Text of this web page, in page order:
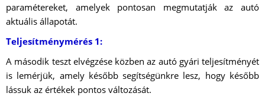
paramétereket, amelyek pontosan megmutatják az autó
aktuális állapotát.
Teljesítménymérés 1:
A második teszt elvégzése közben az autó gyári teljesítményét
is lemérjük, amely később segítségünkre lesz, hogy később
lássuk az értékek pontos változását.